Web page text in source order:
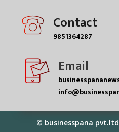
Contact
9851364287
Email
© businesspana